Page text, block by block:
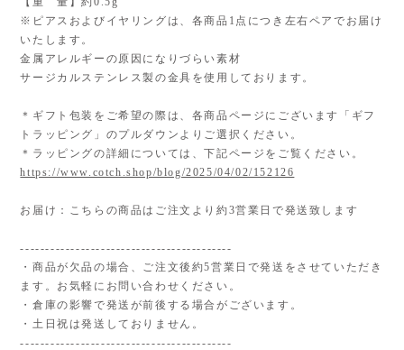
※ピアスおよびイヤリングは、各商品1点につき左右ペアでお届け
いたします。
金属アレルギーの原因になりづらい素材
サージカルステンレス製の金具を使用しております。
＊ギフト包装をご希望の際は、各商品ページにございます「ギフ
トラッピング」のプルダウンよりご選択ください。
＊ラッピングの詳細については、下記ページをご覧ください。
https://www.cotch.shop/blog/2025/04/02/152126
お届け：こちらの商品はご注文より約3営業日で発送致します
------------------------------------------
・商品が欠品の場合、ご注文後約5営業日で発送をさせていただき
ます。お気軽にお問い合わせください。
・倉庫の影響で発送が前後する場合がございます。
・土日祝は発送しておりません。
------------------------------------------